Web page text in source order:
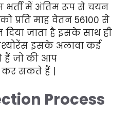
भर्ती में अंतिम रूप से चयन
प्रति माह वेतन 56100 से
दिया जाता है इसके साथ ही
इसके अलावा कई
हैं जो की आप
सकते हैं |
Process